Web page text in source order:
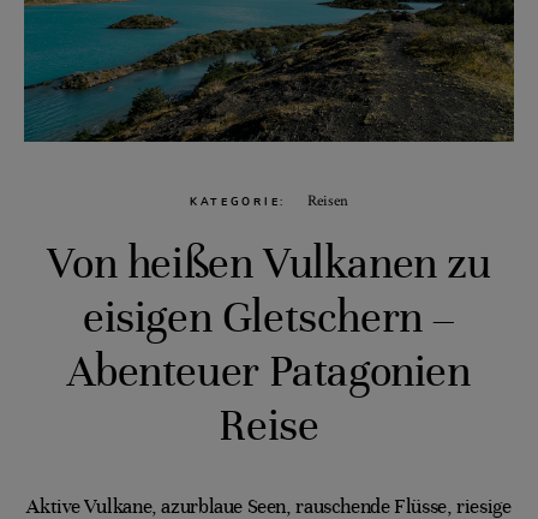
KATEGORIE Reisen
Von heißen Vulkanen zu
eisigen Gletschern –
Abenteuer Patagonien
Reise
Aktive Vulkane, azurblaue Seen, rauschende Flüsse, riesige